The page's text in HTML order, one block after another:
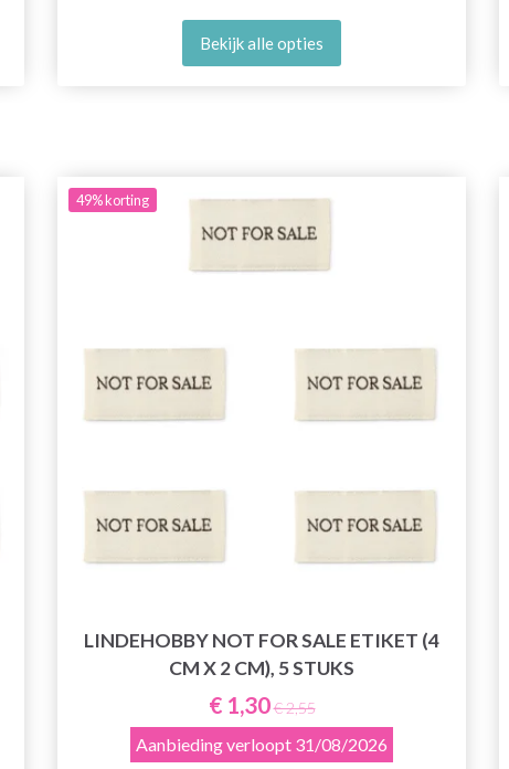
Bekijk alle opties
49%korting
LINDEHOBBY NOT FOR SALE ETIKET (4
CM X 2 CM), 5 STUKS
€ 1,30€ 2,55
Aanbieding verloopt 31/08/2026